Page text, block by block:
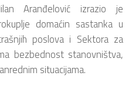
Aranđelović izrazio je
domaćin sastanka u
poslova i Sektora za
bezbednost stanovništva,
situacijama.